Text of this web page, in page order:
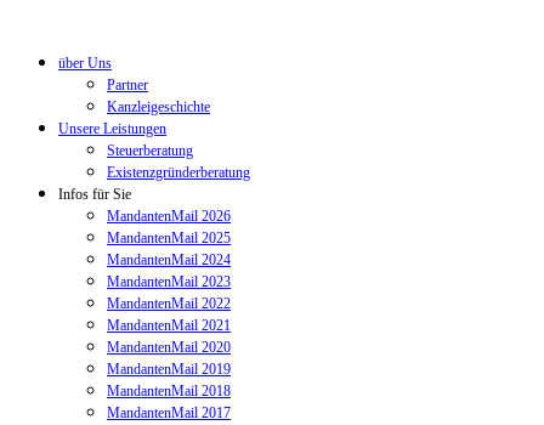
über Uns
Partner
Kanzleigeschichte
Unsere Leistungen
Steuerberatung
Existenzgründerberatung
Infos für Sie
MandantenMail 2026
MandantenMail 2025
MandantenMail 2024
MandantenMail 2023
MandantenMail 2022
MandantenMail 2021
MandantenMail 2020
MandantenMail 2019
MandantenMail 2018
MandantenMail 2017